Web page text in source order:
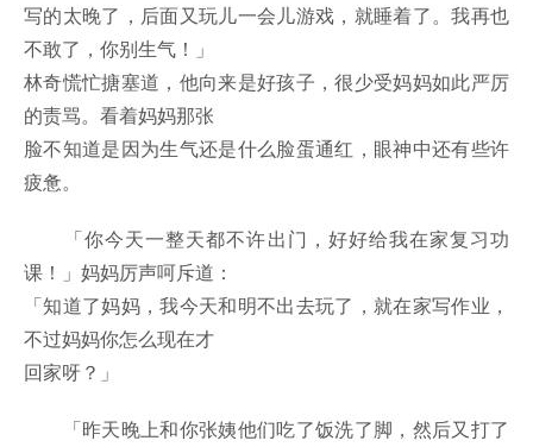
写的太晚了，后面又玩儿一会儿游戏，就睡着了。我再也
不敢了，你别生气！」
林奇慌忙搪塞道，他向来是好孩子，很少受妈妈如此严厉
的责骂。看着妈妈那张
脸不知道是因为生气还是什么脸蛋通红，眼神中还有些许
疲惫。
「你今天一整天都不许出门，好好给我在家复习功
课！」妈妈厉声呵斥道：
「知道了妈妈，我今天和明不出去玩了，就在家写作业，
不过妈妈你怎么现在才
回家呀？」
「昨天晚上和你张姨他们吃了饭洗了脚，然后又打了